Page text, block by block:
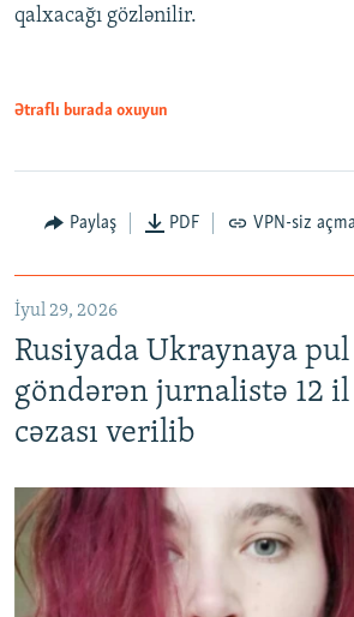
qalxacağı gözlənilir.
Ətraflı burada oxuyun
Paylaş PDF VPN-siz
İyul 29, 2026
Rusiyada Ukraynaya pul
göndərən jurnalistə 12 il
cəzası verilib